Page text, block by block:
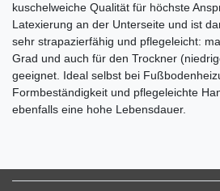
kuschelweiche Qualität für höchste
Latexierung an der Unterseite und ist
sehr strapazierfähig und pflegeleicht:
Grad und auch für den Trockner
geeignet. Ideal selbst bei
Formbeständigkeit und pflegeleichte
ebenfalls eine hohe Lebensdauer.